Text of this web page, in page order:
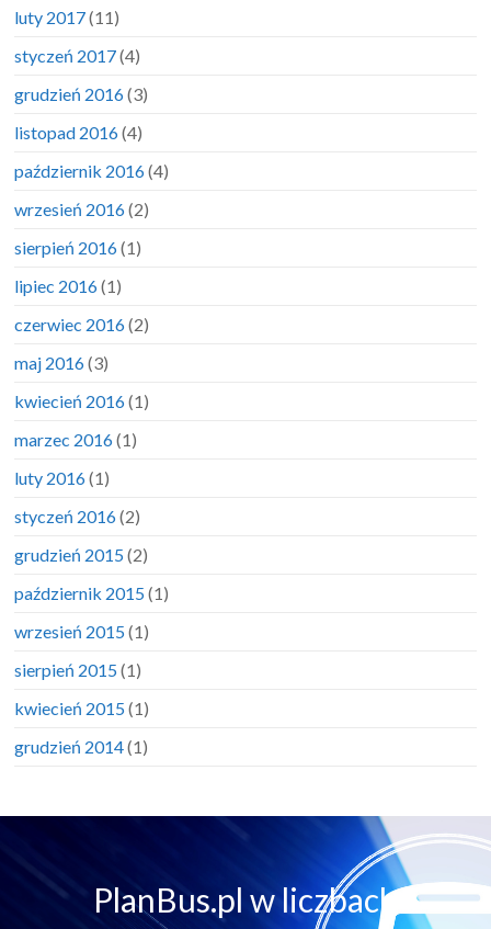
luty 2017(11)
styczeń 2017(4)
grudzień 2016(3)
listopad 2016(4)
październik 2016(4)
wrzesień 2016(2)
sierpień 2016(1)
lipiec 2016(1)
czerwiec 2016(2)
maj 2016(3)
kwiecień 2016(1)
marzec 2016(1)
luty 2016(1)
styczeń 2016(2)
grudzień 2015(2)
październik 2015(1)
wrzesień 2015(1)
sierpień 2015(1)
kwiecień 2015(1)
grudzień 2014(1)
PlanBus.pl w liczbach